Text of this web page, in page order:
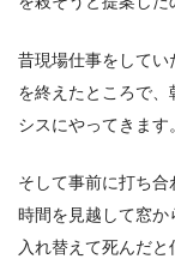
昔現場仕事をして
を終えたところで
シスにやってきます。
そして事前に打ち
時間を見越して窓
入れ替えて死んだ